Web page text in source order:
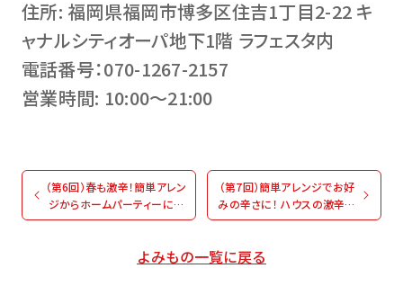
住所: 福岡県福岡市博多区住吉1丁目2-22 キ
ャナルシティオーパ地下1階 ラフェスタ内
電話番号：070-1267-2157
営業時間: 10:00～21:00
（第6回）春も激辛！簡単アレン
ジからホームパーティーにも
ハウスの激辛好き社員
よみもの一覧に戻る
（第7回）簡単アレンジでお好
みの辛さに！ ハウスの激辛好
き社員presents！旨×辛イチ